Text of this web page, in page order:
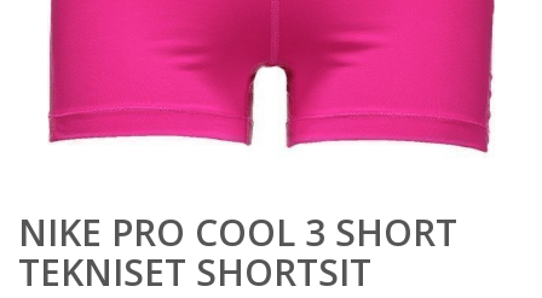
NIKE PRO COOL 3 SHORT
TEKNISET SHORTSIT